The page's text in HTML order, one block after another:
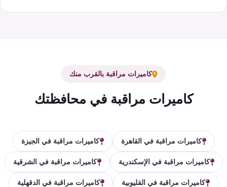
كاميرات مراقبة بالقرب منك
كاميرات مراقبة في محافظتك
كاميرات مراقبة في القاهرة كاميرات مراقبة في الجيزة
كاميرات مراقبة في الإسكندرية كاميرات مراقبة في الشرقية
كاميرات مراقبة في القليوبية كاميرات مراقبة في الدقهلية